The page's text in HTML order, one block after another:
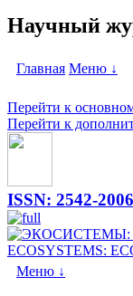
Научный
Главная Меню ↓
Перейти к
Перейти к
ISSN: 2542-2006
Меню ↓